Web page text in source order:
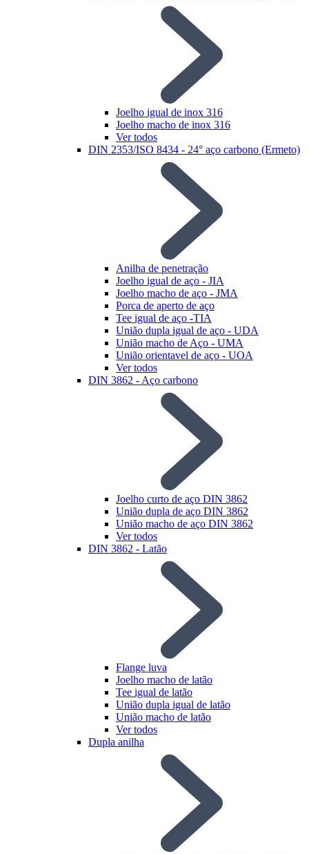
Joelho igual de inox 316
Joelho macho de inox 316
Ver todos
DIN 2353/ISO 8434 - 24° aço carbono (Ermeto)
Anilha de penetração
Joelho igual de aço - JIA
Joelho macho de aço - JMA
Porca de aperto de aço
Tee igual de aço -TIA
União dupla igual de aço - UDA
União macho de Aço - UMA
União orientavel de aço - UOA
Ver todos
DIN 3862 - Aço carbono
Joelho curto de aço DIN 3862
União dupla de aço DIN 3862
União macho de aço DIN 3862
Ver todos
DIN 3862 - Latão
Flange luva
Joelho macho de latão
Tee igual de latão
União dupla igual de latão
União macho de latão
Ver todos
Dupla anilha